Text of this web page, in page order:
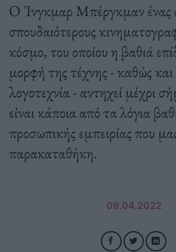
Ο Ίνγκμαρ Μπέργκμαν ένας
σπουδαιότερους
κόσμο, του οποίου η βαθιά
μορφή της τέχνης - καθώς
λογοτεχνία - αντηχεί μέχρι
είναι κάποια από τα λόγια
προσωπικής εμπειρίας που
παρακαταθήκη.
09.04.2022